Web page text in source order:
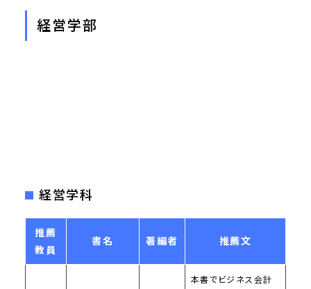
経営学部
経営学科
推薦
教員
書名 著編者 推薦文
本書でビジネス会計